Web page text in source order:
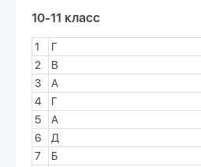
10-11 класс
1
Г
2
В
3
А
4
Г
5
А
6
Д
7
Б